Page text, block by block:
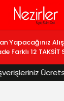
Yapacağınız
Farklı 12